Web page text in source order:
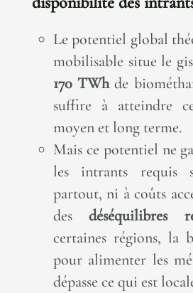
Le potentiel global
mobilisable situe le
170 TWhde
suffire à atteindre
moyen et long terme.
Mais ce potentiel ne
les intrants requis
partout, ni à coûts
desdéséquilibres
certaines régions, la
pour alimenter les
dépasse ce qui est